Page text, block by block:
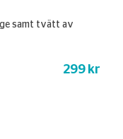
samt tvätt av
299 kr